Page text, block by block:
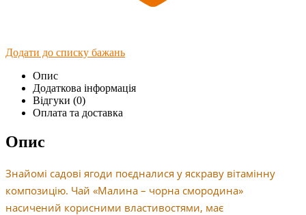
Додати до списку бажань
Опис
Додаткова інформація
Відгуки (0)
Оплата та доставка
Опис
Знайомі садові ягоди поєдналися у яскраву вітамінну
композицію. Чай «Малина – чорна смородина»
насичений корисними властивостями, має